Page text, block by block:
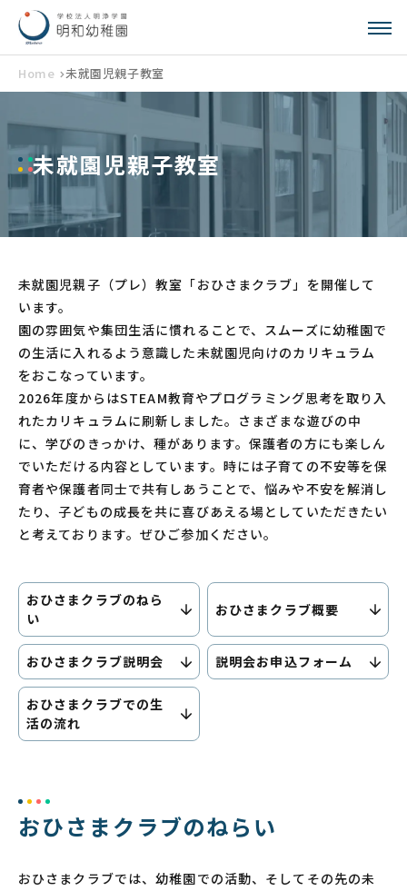
Home 未就園児親子教室
未就園児親子教室
未就園児親子（プレ）教室「おひさまクラブ」を開催して
います。
園の雰囲気や集団生活に慣れることで、スムーズに幼稚園で
の生活に入れるよう意識した未就園児向けのカリキュラム
をおこなっています。
2026年度からはSTEAM教育やプログラミング思考を取り入
れたカリキュラムに刷新しました。さまざまな遊びの中
に、学びのきっかけ、種があります。保護者の方にも楽しん
でいただける内容としています。時には子育ての不安等を保
育者や保護者同士で共有しあうことで、悩みや不安を解消し
たり、子どもの成長を共に喜びあえる場としていただきたい
と考えております。ぜひご参加ください。
おひさまクラブのねら
い
おひさまクラブ概要
おひさまクラブ説明会 説明会お申込フォーム
おひさまクラブでの生
活の流れ
おひさまクラブのねらい
おひさまクラブでは、幼稚園での活動、そしてその先の未